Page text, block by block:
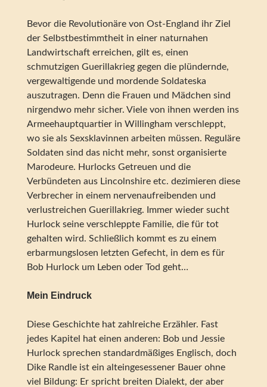
Bevor die Revolutionäre von Ost-England ihr Ziel
der Selbstbestimmtheit in einer naturnahen
Landwirtschaft erreichen, gilt es, einen
schmutzigen Guerillakrieg gegen die plündernde,
vergewaltigende und mordende Soldateska
auszutragen. Denn die Frauen und Mädchen sind
nirgendwo mehr sicher. Viele von ihnen werden ins
Armeehauptquartier in Willingham verschleppt,
wo sie als Sexsklavinnen arbeiten müssen. Reguläre
Soldaten sind das nicht mehr, sonst organisierte
Marodeure. Hurlocks Getreuen und die
Verbündeten aus Lincolnshire etc. dezimieren diese
Verbrecher in einem nervenaufreibenden und
verlustreichen Guerillakrieg. Immer wieder sucht
Hurlock seine verschleppte Familie, die für tot
gehalten wird. Schließlich kommt es zu einem
erbarmungslosen letzten Gefecht, in dem es für
Bob Hurlock um Leben oder Tod geht…
Mein Eindruck
Diese Geschichte hat zahlreiche Erzähler. Fast
jedes Kapitel hat einen anderen: Bob und Jessie
Hurlock sprechen standardmäßiges Englisch, doch
Dike Randle ist ein alteingesessener Bauer ohne
viel Bildung: Er spricht breiten Dialekt, der aber